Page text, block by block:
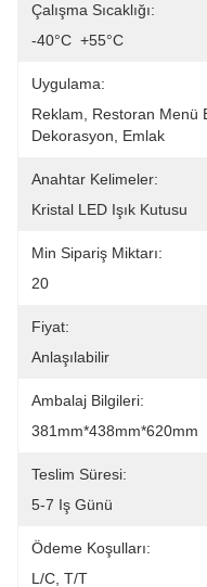
Çalışma Sıcaklığı:
-40°C ️ +55°C
Uygulama:
Reklam, Restoran Menü
Dekorasyon, Emlak
Anahtar Kelimeler:
Kristal LED Işık Kutusu
Min Sipariş Miktarı:
20
Fiyat:
Anlaşılabilir
Ambalaj Bilgileri:
381mm*438mm*620mm
Teslim Süresi:
5-7 Iş Günü
Ödeme Koşulları:
L/C, T/T